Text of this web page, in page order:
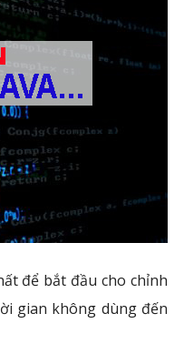
để bắt đầu cho chỉnh
gian không dùng đến